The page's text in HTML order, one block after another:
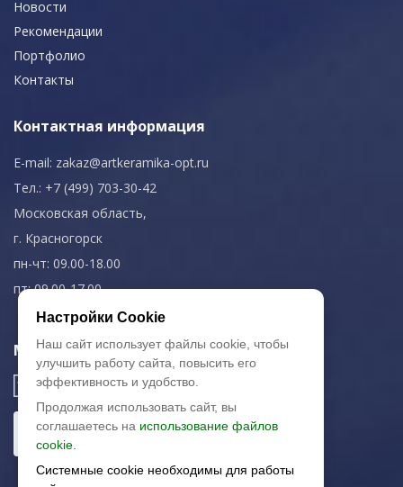
Новости
Рекомендации
Портфолио
Контакты
Контактная информация
E-mail: zakaz@artkeramika-opt.ru
Тел.: +7 (499) 703-30-42
Московская область,
г. Красногорск
пн-чт: 09.00-18.00
пт: 09.00-17.00
Мы в соц. сетях
Настройки Cookie
Наш сайт использует файлы cookie, чтобы
улучшить работу сайта, повысить его
эффективность и удобство.
Продолжая использовать сайт, вы
соглашаетесь на использование файлов
cookie.
Системные cookie необходимы для работы